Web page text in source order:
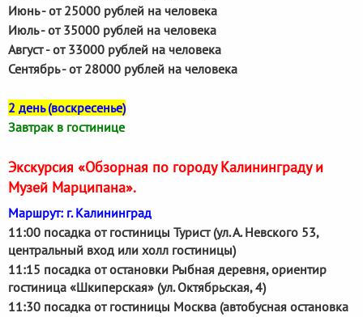
Июнь - от 25000 рублей на человека
Июль - от 35000 рублей на человека
Август - от 33000 рублей на человека
Сентябрь - от 28000 рублей на человека
2 день (воскресенье)
Завтрак в гостинице
Экскурсия «Обзорная по городу Калининграду и
Музей Марципана».
Маршрут: г. Калининград
11:00 посадка от гостиницы Турист (ул. А. Невского 53,
центральный вход или холл гостиницы)
11:15 посадка от остановки Рыбная деревня, ориентир
гостиница «Шкиперская» (ул. Октябрьская, 4)
11:30 посадка от гостиницы Москва (автобусная остановка